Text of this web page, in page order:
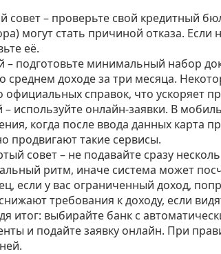
совет – проверьте свой кредитный
могут стать причиной отказа.
её.
– подготовьте минимальный набор
среднем доходе за три месяца.
официальных справок, что ускоряет
– используйте онлайн‑заявки. В
когда после ввода данных карта
продвигают такие сервисы.
совет – не подавайте сразу
ритм, иначе система может
если у вас ограниченный доход,
требования к доходу, если
итог: выбирайте банк с
и подайте заявку онлайн. При